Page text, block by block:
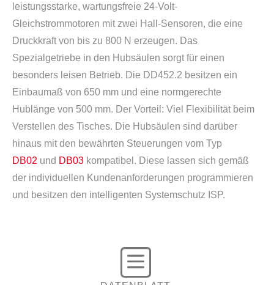
leistungsstarke, wartungsfreie 24-Volt-
Gleichstrommotoren mit zwei Hall-Sensoren, die eine
Druckkraft von bis zu 800 N erzeugen. Das
Spezialgetriebe in den Hubsäulen sorgt für einen
besonders leisen Betrieb. Die DD452.2 besitzen ein
Einbaumaß von 650 mm und eine normgerechte
Hublänge von 500 mm. Der Vorteil: Viel Flexibilität beim
Verstellen des Tisches. Die Hubsäulen sind darüber
hinaus mit den bewährten Steuerungen vom Typ
DB02 und DB03 kompatibel. Diese lassen sich gemäß
der individuellen Kundenanforderungen programmieren
und besitzen den intelligenten Systemschutz ISP.